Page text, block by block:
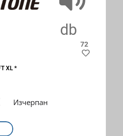
72
XL *
Изчерпан